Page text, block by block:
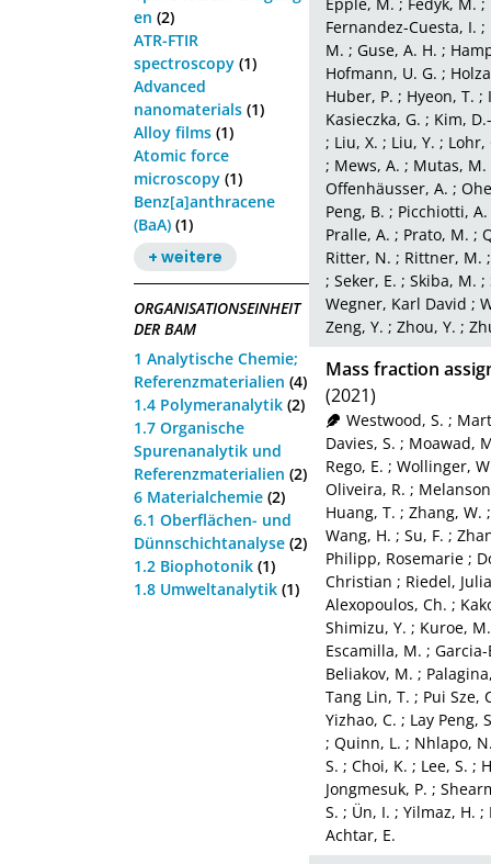
en (2)
ATR-FTIR
spectroscopy (1)
Advanced
nanomaterials (1)
Alloy films (1)
Atomic force
microscopy (1)
Benz[a]anthracene
(BaA) (1)
+ weitere
ORGANISATIONSEINHEIT
DER BAM
1 Analytische Chemie;
Referenzmaterialien (4)
1.4 Polymeranalytik (2)
1.7 Organische
Spurenanalytik und
Referenzmaterialien (2)
6 Materialchemie (2)
6.1 Oberflächen- und
Dünnschichtanalyse (2)
1.2 Biophotonik (1)
1.8 Umweltanalytik (1)
Epple, M. ; Fedyk, M. ;
Fernandez-Cuesta, I. ;
M. ; Guse, A. H. ;
Hofmann, U. G. ;
Huber, P. ; Hyeon, T. ;
Kasieczka, G. ; Kim,
; Liu, X. ; Liu, Y. ; Lohr,
; Mews, A. ; Mutas, M.
Offenhäusser, A. ;
Peng, B. ; Picchiotti, A.
Pralle, A. ; Prato, M. ;
Ritter, N. ; Rittner, M.
; Seker, E. ; Skiba, M. ;
Wegner, Karl David ;
Zeng, Y. ; Zhou, Y. ;
Mass fraction
(2021)
Westwood, S. ;
Davies, S. ; Moawad,
Rego, E. ; Wollinger,
Oliveira, R. ;
Huang, T. ; Zhang, W.
Wang, H. ; Su, F. ;
Philipp, Rosemarie ;
Christian ; Riedel,
Alexopoulos, Ch. ;
Shimizu, Y. ; Kuroe, M.
Escamilla, M. ; Garcia-
Beliakov, M. ;
Tang Lin, T. ; Pui Sze,
Yizhao, C. ; Lay Peng,
; Quinn, L. ; Nhlapo,
S. ; Choi, K. ; Lee, S. ;
Jongmesuk, P. ;
S. ; Ün, I. ; Yilmaz, H. ;
Achtar, E.